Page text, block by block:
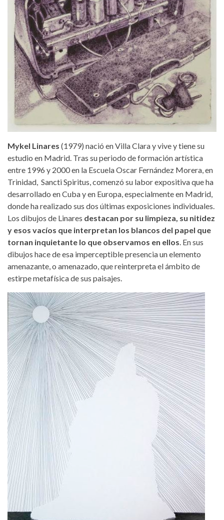
Mykel Linares (1979) nació en Villa Clara y vive y tiene su
estudio en Madrid. Tras su periodo de formación artística
entre 1996 y 2000 en la Escuela Oscar Fernández Morera, en
Trinidad, Sancti Spiritus, comenzó su labor expositiva que ha
desarrollado en Cuba y en Europa, especialmente en Madrid,
donde ha realizado sus dos últimas exposiciones individuales.
Los dibujos de Linares destacan por su limpieza, su nitidez
y esos vacíos que interpretan los blancos del papel que
tornan inquietante lo que observamos en ellos. En sus
dibujos hace de esa imperceptible presencia un elemento
amenazante, o amenazado, que reinterpreta el ámbito de
estirpe metafísica de sus paisajes.